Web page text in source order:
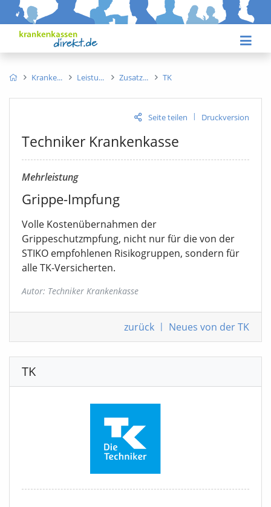
Kranke Leistu Zusatz TK
Seite teilen | Druckversion
Techniker Krankenkasse
Mehrleistung
Grippe-Impfung
Volle Kostenübernahmen der
Grippeschutzmpfung, nicht nur für die von der
STIKO empfohlenen Risikogruppen, sondern für
alle TK-Versicherten.
Autor: Techniker Krankenkasse
zurück | Neues von der TK
TK